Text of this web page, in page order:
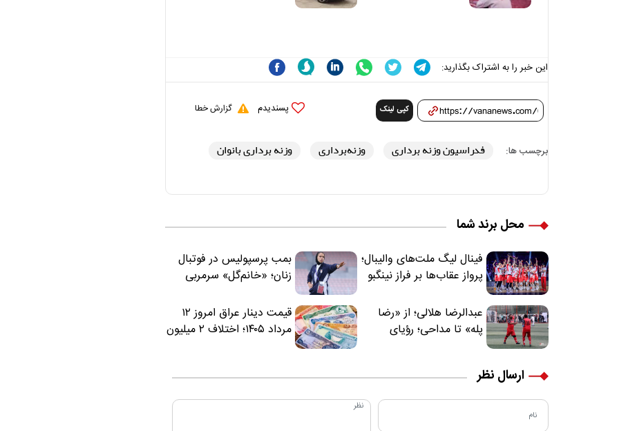
این خبر را به اشتراک بگذارید:
کپی لینک پسندیدم گزارش خطا
برچسب ها: فدراسیون وزنه برداری وزنه‌برداری وزنه برداری بانوان
محل برند شما
فینال لیگ ملت‌های والیبال؛
پرواز عقاب‌ها بر فراز نینگبو
بمب پرسپولیس در فوتبال
زنان؛ «خانم‌گل» سرمربی
عبدالرضا هلالی؛ از «رضا
پله» تا مداحی؛ رؤیای
قیمت دینار عراق امروز ۱۲
مرداد ۱۴۰۵؛ اختلاف ۲ میلیون
ارسال نظر